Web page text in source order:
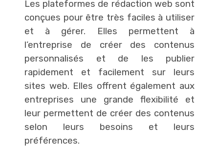
Les plateformes de rédaction web sont
conçues pour être très faciles à utiliser
et à gérer. Elles permettent à
l’entreprise de créer des contenus
personnalisés et de les publier
rapidement et facilement sur leurs
sites web. Elles offrent également aux
entreprises une grande flexibilité et
leur permettent de créer des contenus
selon leurs besoins et leurs
préférences.